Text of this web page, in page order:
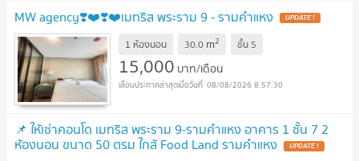
MW agency❣️❤️❣️❤️เมทริส พระราม 9 - รามคำแหง UPDATE !
1 ห้องนอน 30.0 m2 ชั้น 5
15,000 บาท/เดือน
08/08/2026 8:57:30
📌 ให้เช่าคอนโด เมทริส พระราม 9-รามคำแหง อาคาร 1 ชั้น 7 2
ห้องนอน ขนาด 50 ตรม ใกล้ Food Land รามคำแหง UPDATE !